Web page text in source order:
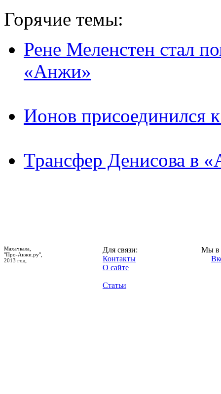
Горячие темы:
Рене Меленстен стал
«Анжи»
Ионов присоединился
Трансфер Денисова в
Махачкала,
"Про-Анжи.ру",
2013 год.
Для связи:
Контакты
О сайте
Статьи
Мы в